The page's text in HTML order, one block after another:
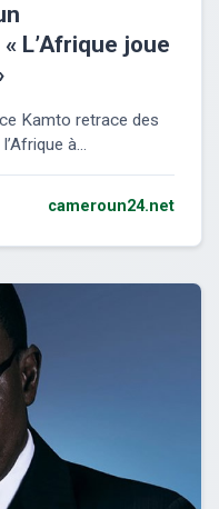
L’Afrique joue
Kamto retrace des
à...
cameroun24.net